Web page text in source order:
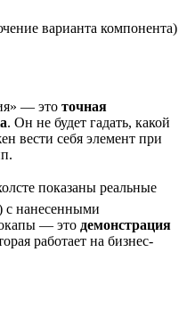
варианта компонента)
— это точная
. Он не будет гадать, какой
вести себя элемент при
показаны реальные
с нанесенными
— это демонстрация
работает на бизнес-